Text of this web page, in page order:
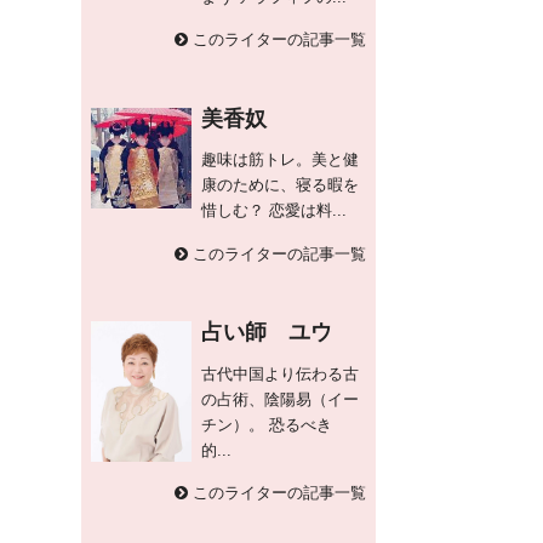
このライターの記事一覧
美香奴
趣味は筋トレ。美と健
康のために、寝る暇を
惜しむ？ 恋愛は料...
このライターの記事一覧
占い師 ユウ
古代中国より伝わる古
の占術、陰陽易（イー
チン）。 恐るべき
的...
このライターの記事一覧